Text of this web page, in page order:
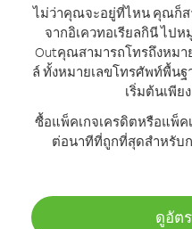
ไม่ว่าคุณจะอยู่ที่ไหน คุณก็ส
จากอิเควทอเรียลกินี ไป
Outคุณสามารถโทรถึงหมา
ล์ ทั้งหมายเลขโทรศัพท์พื้น
เริ่มต้นเพีย
ซื้อแพ็คเกจเครดิตหรือแพ็ค
ต่อนาทีที่ถูกที่สุดสำหรับ
ดูอัต